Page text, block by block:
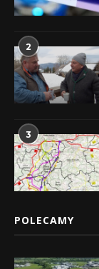
2
3
POLECAMY